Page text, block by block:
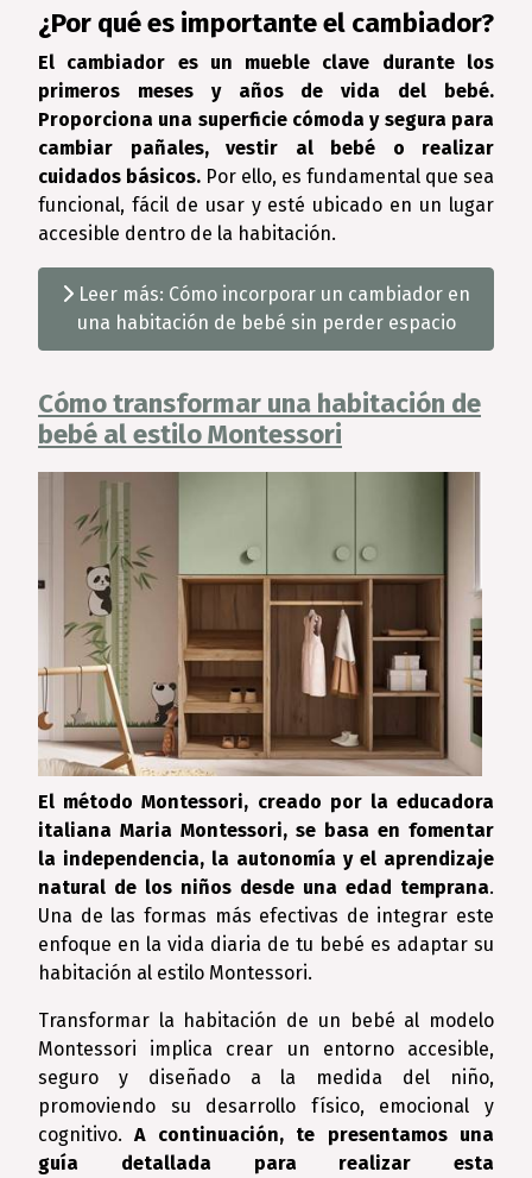
¿Por qué es importante el cambiador?
El cambiador es un mueble clave durante los
primeros meses y años de vida del bebé.
Proporciona una superficie cómoda y segura para
cambiar pañales, vestir al bebé o realizar
cuidados básicos. Por ello, es fundamental que sea
funcional, fácil de usar y esté ubicado en un lugar
accesible dentro de la habitación.
Leer más: Cómo incorporar un cambiador en
una habitación de bebé sin perder espacio
Cómo transformar una habitación de
bebé al estilo Montessori
El método Montessori, creado por la educadora
italiana Maria Montessori, se basa en fomentar
la independencia, la autonomía y el aprendizaje
natural de los niños desde una edad temprana.
Una de las formas más efectivas de integrar este
enfoque en la vida diaria de tu bebé es adaptar su
habitación al estilo Montessori.
Transformar la habitación de un bebé al modelo
Montessori implica crear un entorno accesible,
seguro y diseñado a la medida del niño,
promoviendo su desarrollo físico, emocional y
cognitivo.A continuación, te presentamos una
guía detallada para realizar esta